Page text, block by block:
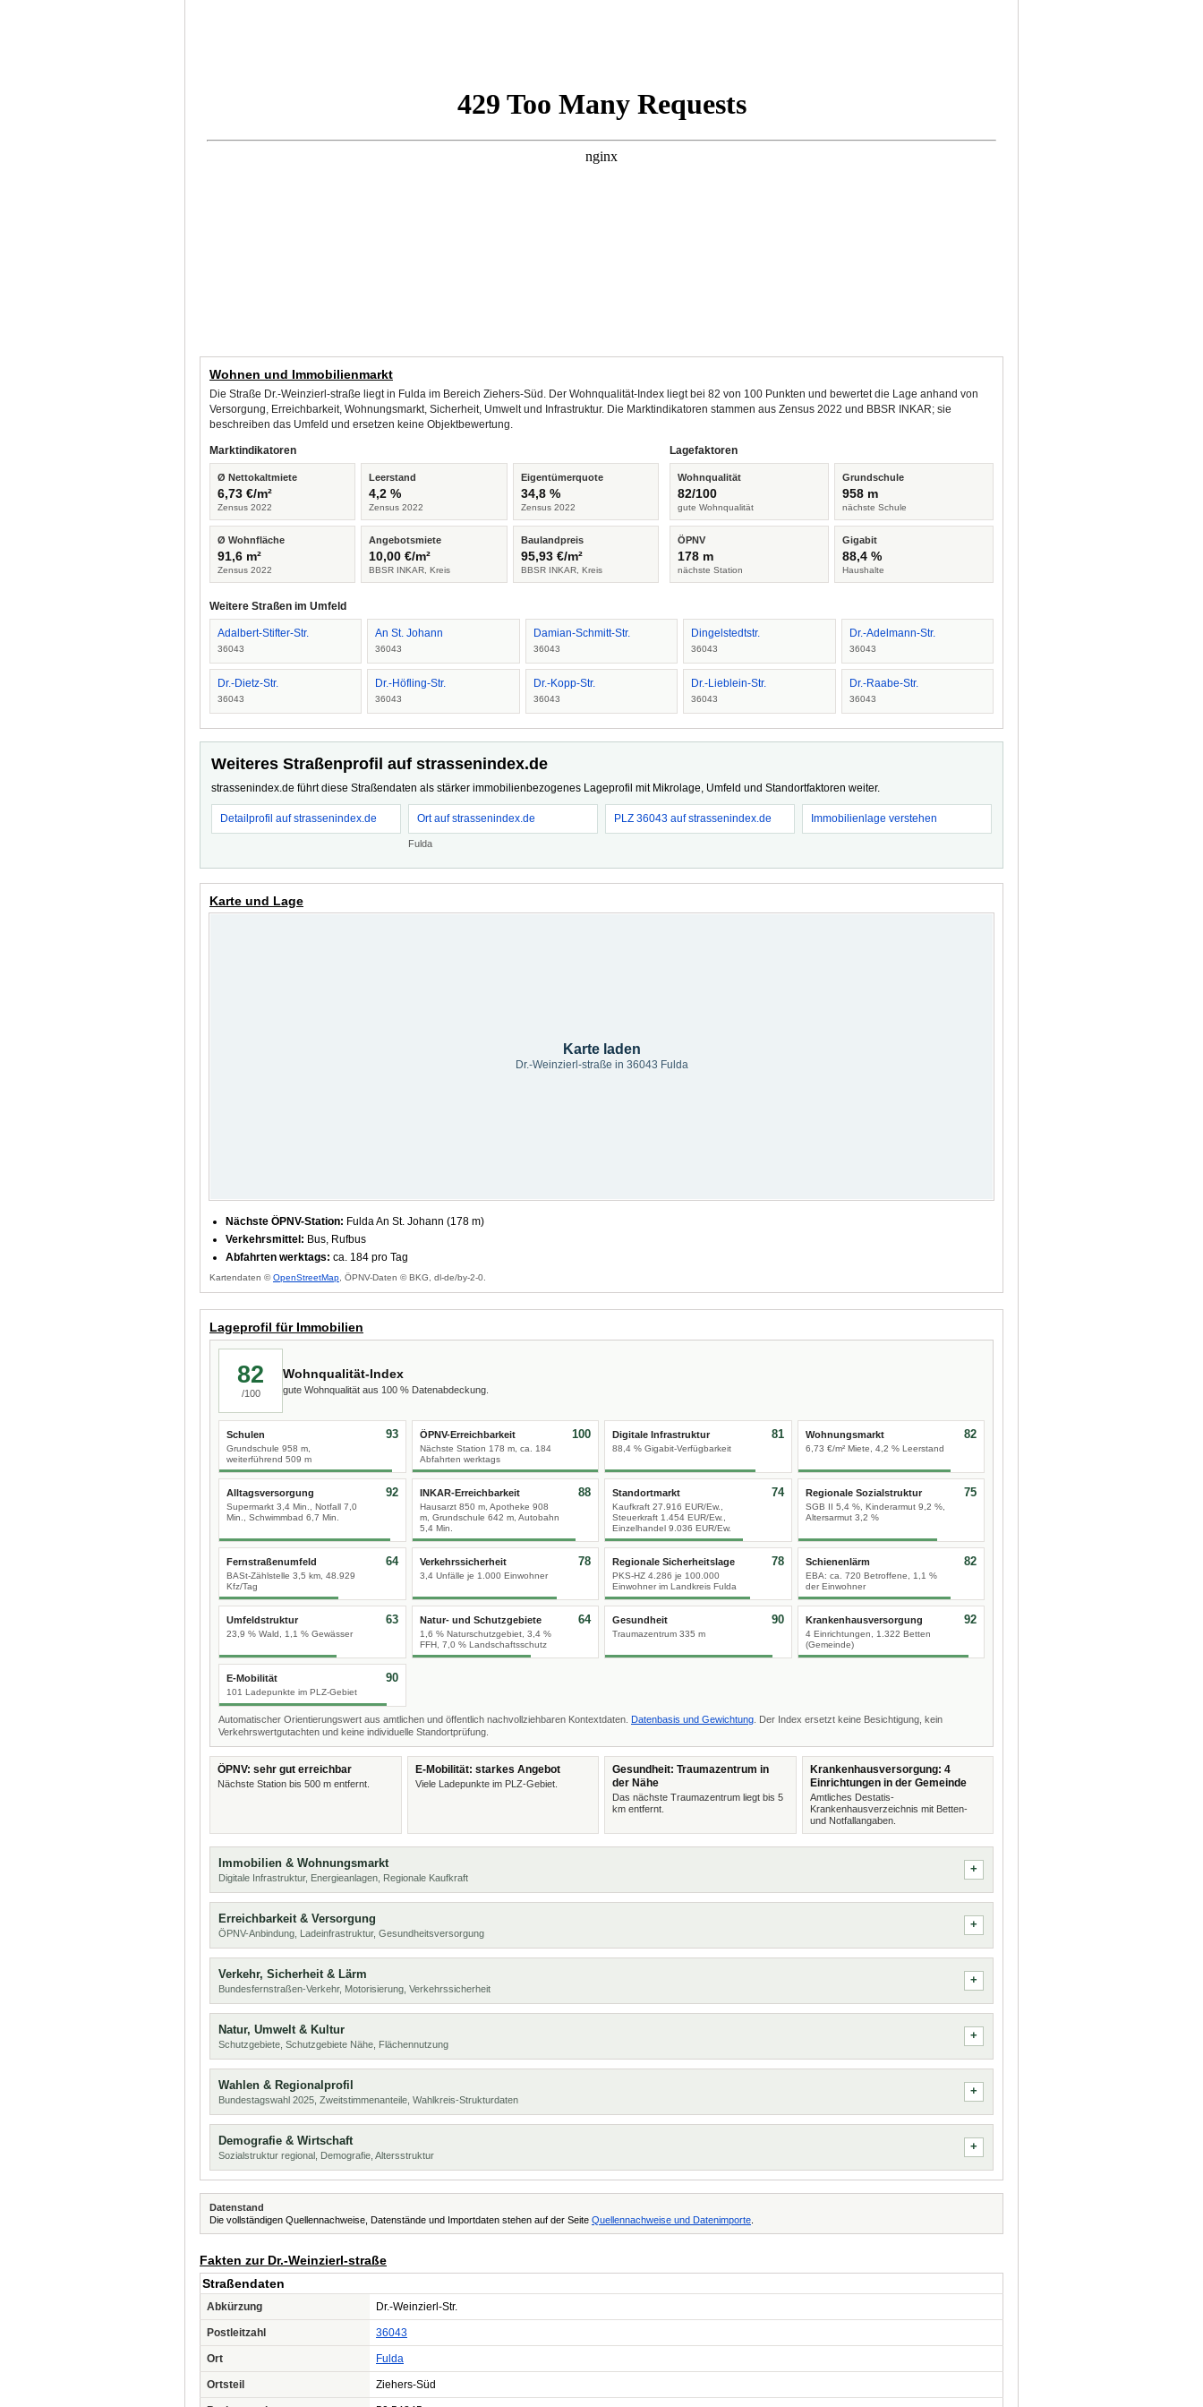
Wohnen und Immobilienmarkt
Die Straße Dr.-Weinzierl-straße liegt in Fulda im Bereich Ziehers-Süd. Der Wohnqualität-Index liegt bei 82 von 100 Punkten und bewertet die Lage anhand von
Versorgung, Erreichbarkeit, Wohnungsmarkt, Sicherheit, Umwelt und Infrastruktur. Die Marktindikatoren stammen aus Zensus 2022 und BBSR INKAR; sie
beschreiben das Umfeld und ersetzen keine Objektbewertung.
Marktindikatoren
Ø Nettokaltmiete
6,73 €/m²
Zensus 2022
Leerstand
4,2 %
Zensus 2022
Eigentümerquote
34,8 %
Zensus 2022
Ø Wohnfläche
91,6 m²
Zensus 2022
Angebotsmiete
10,00 €/m²
BBSR INKAR, Kreis
Baulandpreis
95,93 €/m²
BBSR INKAR, Kreis
Lagefaktoren
Wohnqualität
82/100
gute Wohnqualität
Grundschule
958 m
nächste Schule
ÖPNV
178 m
nächste Station
Gigabit
88,4 %
Haushalte
Weitere Straßen im Umfeld
Adalbert-Stifter-Str.
36043
An St. Johann
36043
Damian-Schmitt-Str.
36043
Dingelstedtstr.
36043
Dr.-Adelmann-Str.
36043
Dr.-Dietz-Str.
36043
Dr.-Höfling-Str.
36043
Dr.-Kopp-Str.
36043
Dr.-Lieblein-Str.
36043
Dr.-Raabe-Str.
36043
Weiteres Straßenprofil auf strassenindex.de
strassenindex.de führt diese Straßendaten als stärker immobilienbezogenes Lageprofil mit Mikrolage, Umfeld und Standortfaktoren weiter.
Detailprofil auf strassenindex.de Ort auf strassenindex.de
Fulda
PLZ 36043 auf strassenindex.de Immobilienlage verstehen
Karte und Lage
Karte laden
Dr.-Weinzierl-straße in 36043 Fulda
Nächste ÖPNV-Station: Fulda An St. Johann (178 m)
Verkehrsmittel: Bus, Rufbus
Abfahrten werktags: ca. 184 pro Tag
Kartendaten ©OpenStreetMap , ÖPNV-Daten © BKG, dl-de/by-2-0.
Lageprofil für Immobilien
82
/100
Wohnqualität-Index
gute Wohnqualität aus 100 % Datenabdeckung.
Schulen
Grundschule 958 m,
weiterführend 509 m
93 ÖPNV-Erreichbarkeit
Nächste Station 178 m, ca. 184
Abfahrten werktags
100 Digitale Infrastruktur
88,4 % Gigabit-Verfügbarkeit
81 Wohnungsmarkt
6,73 €/m² Miete, 4,2 % Leerstand
82
Alltagsversorgung
Supermarkt 3,4 Min., Notfall 7,0
Min., Schwimmbad 6,7 Min.
92 INKAR-Erreichbarkeit
Hausarzt 850 m, Apotheke 908
m, Grundschule 642 m, Autobahn
5,4 Min.
88 Standortmarkt
Kaufkraft 27.916 EUR/Ew.,
Steuerkraft 1.454 EUR/Ew.,
Einzelhandel 9.036 EUR/Ew.
74 Regionale Sozialstruktur
SGB II 5,4 %, Kinderarmut 9,2 %,
Altersarmut 3,2 %
75
Fernstraßenumfeld
BASt-Zählstelle 3,5 km, 48.929
Kfz/Tag
64 Verkehrssicherheit
3,4 Unfälle je 1.000 Einwohner
78 Regionale Sicherheitslage
PKS-HZ 4.286 je 100.000
Einwohner im Landkreis Fulda
78 Schienenlärm
EBA: ca. 720 Betroffene, 1,1 %
der Einwohner
82
Umfeldstruktur
23,9 % Wald, 1,1 % Gewässer
63 Natur- und Schutzgebiete
1,6 % Naturschutzgebiet, 3,4 %
FFH, 7,0 % Landschaftsschutz
64 Gesundheit
Traumazentrum 335 m
90 Krankenhausversorgung
4 Einrichtungen, 1.322 Betten
(Gemeinde)
92
E-Mobilität
101 Ladepunkte im PLZ-Gebiet
90
Automatischer Orientierungswert aus amtlichen und öffentlich nachvollziehbaren Kontextdaten. Datenbasis und Gewichtung . Der Index ersetzt keine Besichtigung, kein
Verkehrswertgutachten und keine individuelle Standortprüfung.
ÖPNV: sehr gut erreichbar
Nächste Station bis 500 m entfernt.
E-Mobilität: starkes Angebot
Viele Ladepunkte im PLZ-Gebiet.
Gesundheit: Traumazentrum in
der Nähe
Das nächste Traumazentrum liegt bis 5
km entfernt.
Krankenhausversorgung: 4
Einrichtungen in der Gemeinde
Amtliches Destatis-
Krankenhausverzeichnis mit Betten-
und Notfallangaben.
Immobilien & Wohnungsmarkt
Digitale Infrastruktur, Energieanlagen, Regionale Kaufkraft
Erreichbarkeit & Versorgung
ÖPNV-Anbindung, Ladeinfrastruktur, Gesundheitsversorgung
Verkehr, Sicherheit & Lärm
Bundesfernstraßen-Verkehr, Motorisierung, Verkehrssicherheit
Natur, Umwelt & Kultur
Schutzgebiete, Schutzgebiete Nähe, Flächennutzung
Wahlen & Regionalprofil
Bundestagswahl 2025, Zweitstimmenanteile, Wahlkreis-Strukturdaten
Demografie & Wirtschaft
Sozialstruktur regional, Demografie, Altersstruktur
Datenstand
Die vollständigen Quellennachweise, Datenstände und Importdaten stehen auf der Seite Quellennachweise und Datenimporte
Fakten zur Dr.-Weinzierl-straße
Straßendaten
Abkürzung Dr.-Weinzierl-Str.
Postleitzahl 36043
Ort Fulda
Ortsteil Ziehers-Süd